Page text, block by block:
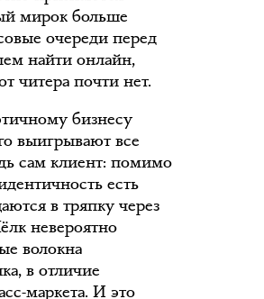
мирок больше
очереди перед
найти онлайн,
читера почти нет.
бизнесу
выигрывают все
сам клиент: помимо
есть
в тряпку через
невероятно
волокна
в отличие
маркета. И это